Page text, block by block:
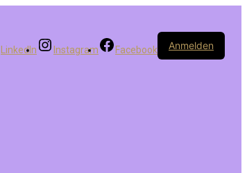
LinkedIn Instagram Facebook Anmelden